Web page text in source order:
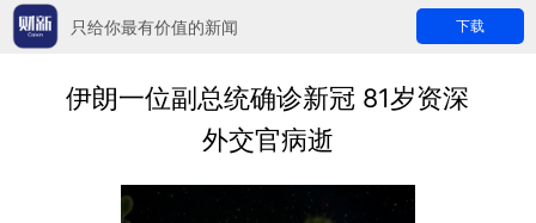
只给你最有价值的新闻 下载
伊朗一位副总统确诊新冠 81岁资深
外交官病逝